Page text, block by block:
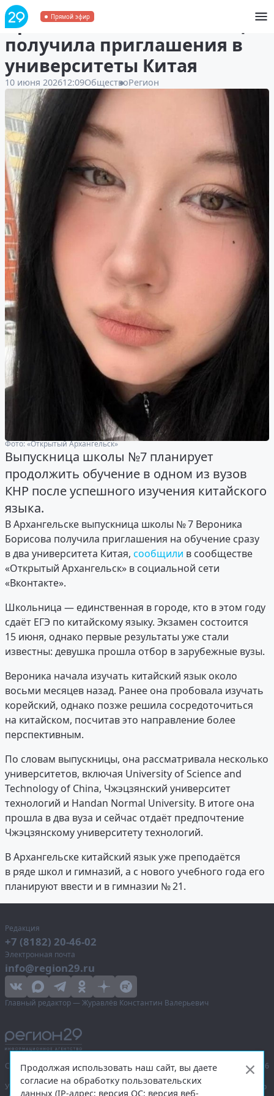
Прямой эфир
Архангельская школьница
получила приглашения в
университеты Китая
10 июня 202612:09ОбществоРегион
Фото: «Открытый Архангельск»
Выпускница школы №7 планирует
продолжить обучение в одном из вузов
КНР после успешного изучения китайского
языка.
В Архангельске выпускница школы № 7 Вероника
Борисова получила приглашения на обучение сразу
в два университета Китая, сообщили в сообществе
«Открытый Архангельск» в социальной сети
«Вконтакте».
Школьница — единственная в городе, кто в этом году
сдаёт ЕГЭ по китайскому языку. Экзамен состоится
15 июня, однако первые результаты уже стали
известны: девушка прошла отбор в зарубежные вузы.
Вероника начала изучать китайский язык около
восьми месяцев назад. Ранее она пробовала изучать
корейский, однако позже решила сосредоточиться
на китайском, посчитав это направление более
перспективным.
По словам выпускницы, она рассматривала несколько
университетов, включая University of Science and
Technology of China, Чжэцзянский университет
технологий и Handan Normal University. В итоге она
прошла в два вуза и сейчас отдаёт предпочтение
Чжэцзянскому университету технологий.
В Архангельске китайский язык уже преподаётся
в ряде школ и гимназий, а с нового учебного года его
планируют ввести и в гимназии № 21.
Редакция
+7 (8182) 20-46-02
Электронная почта
info@region29.ru
Главный редактор — Журавлёв Константин Валерьевич
Сетевое издание «Информационное агентство Регион 29»,
© 2016–2026
Учредитель — общество с ограниченной ответственностью «Агентство
Продолжая использовать наш сайт, вы даете
согласие на обработку пользовательских
данных (IP-адрес; версия ОС; версия веб-